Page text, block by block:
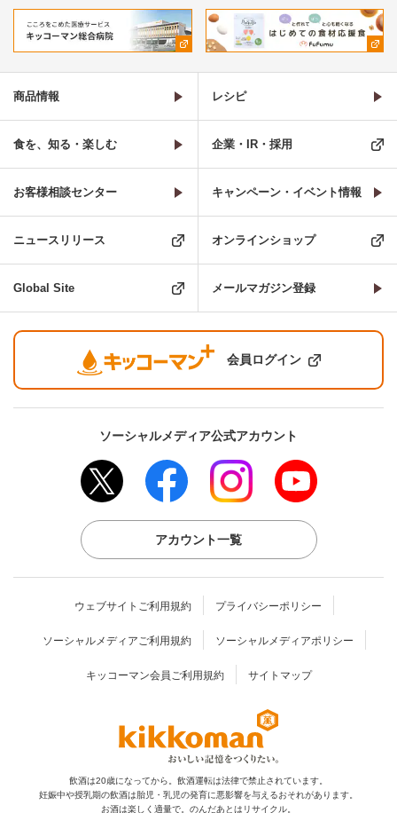
商品情報 レシピ
食を、知る・楽しむ 企業・IR・採用
お客様相談センター キャンペーン・イベント情報
ニュースリリース オンラインショップ
Global Site メールマガジン登録
会員ログイン
ソーシャルメディア公式アカウント
アカウント一覧
ウェブサイトご利用規約 プライバシーポリシー
ソーシャルメディアご利用規約 ソーシャルメディアポリシー
キッコーマン会員ご利用規約 サイトマップ
飲酒は20歳になってから。飲酒運転は法律で禁止されています。
妊娠中や授乳期の飲酒は胎児・乳児の発育に悪影響を与えるおそれがあります。
お酒は楽しく適量で。のんだあとはリサイクル。